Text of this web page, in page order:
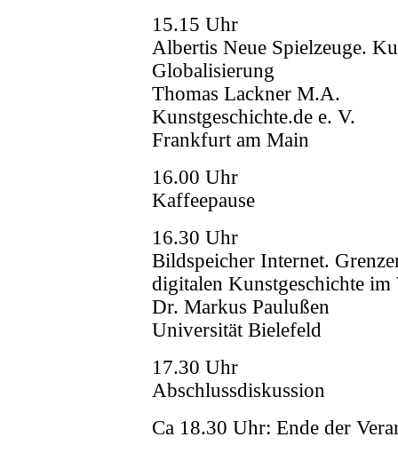
15.15 Uhr
Albertis Neue Spielzeuge.
Globalisierung
Thomas Lackner M.A.
Kunstgeschichte.de e. V.
Frankfurt am Main
16.00 Uhr
Kaffeepause
16.30 Uhr
Bildspeicher Internet.
digitalen Kunstgeschichte
Dr. Markus Paulußen
Universität Bielefeld
17.30 Uhr
Abschlussdiskussion
Ca 18.30 Uhr: Ende der